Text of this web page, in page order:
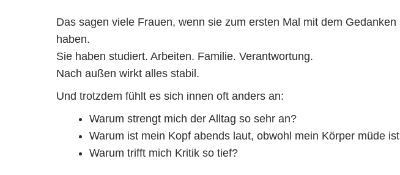
Das sagen viele Frauen, wenn sie zum ersten Mal mit dem Gedanken
haben.
Sie haben studiert. Arbeiten. Familie. Verantwortung.
Nach außen wirkt alles stabil.
Und trotzdem fühlt es sich innen oft anders an:
Warum strengt mich der Alltag so sehr an?
Warum ist mein Kopf abends laut, obwohl mein Körper müde
Warum trifft mich Kritik so tief?